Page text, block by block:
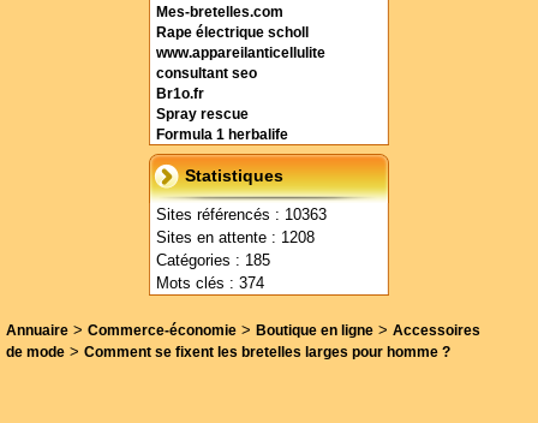
Mes-bretelles.com
Rape électrique scholl
www.appareilanticellulite
consultant seo
Br1o.fr
Spray rescue
Formula 1 herbalife
Statistiques
Sites référencés : 10363
Sites en attente : 1208
Catégories : 185
Mots clés : 374
Annuaire > Commerce-économie > Boutique en ligne > Accessoires
de mode > Comment se fixent les bretelles larges pour homme ?